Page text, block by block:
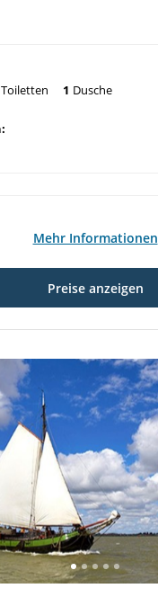
Toiletten 1 Dusche
Mehr Informationen
Preise anzeigen